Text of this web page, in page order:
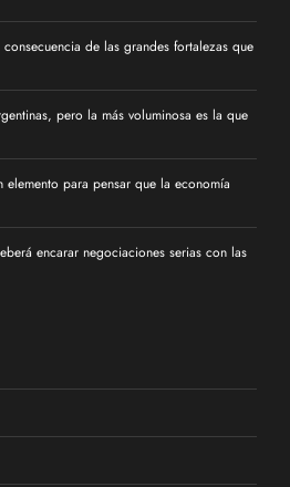
de las grandes fortalezas que
pero la más voluminosa es la que
para pensar que la economía
encarar negociaciones serias con las